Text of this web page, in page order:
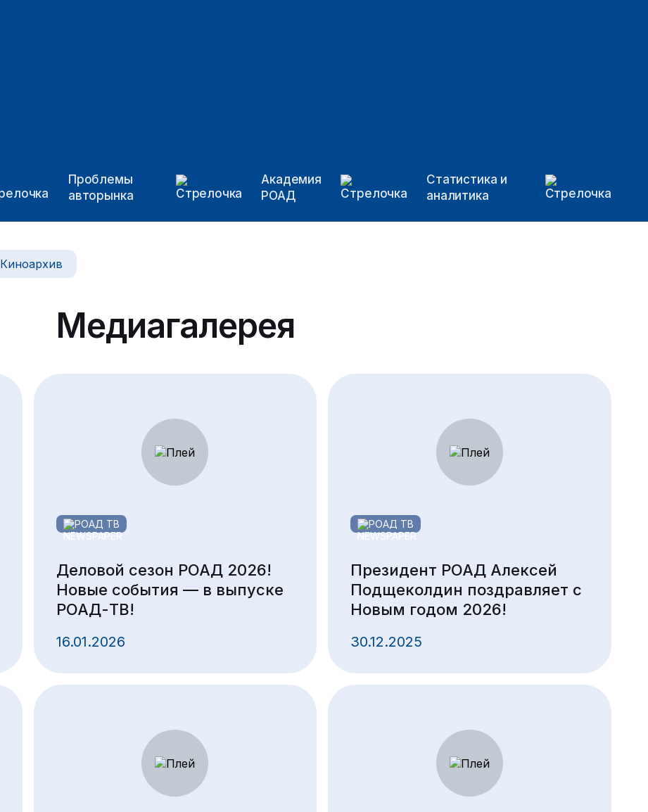
Проблемы
авторынка
Академия
РОАД
Статистика и
аналитика
Киноархив
Медиагалерея
РОАД ТВ
Деловой сезон РОАД 2026!
Новые события — в выпуске
РОАД-ТВ!
16.01.2026
РОАД ТВ
Президент РОАД Алексей
Подщеколдин поздравляет с
Новым годом 2026!
30.12.2025